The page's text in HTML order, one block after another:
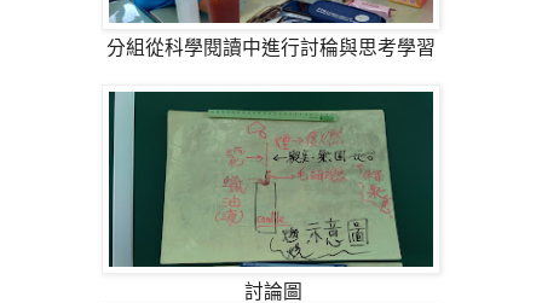
分組從科學閱讀中進行討稐與思考學習
討論圖